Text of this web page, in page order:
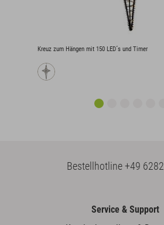
Kreuz zum Hängen mit 150 LED´s und Timer
Bestellhotline+49
Service & Support